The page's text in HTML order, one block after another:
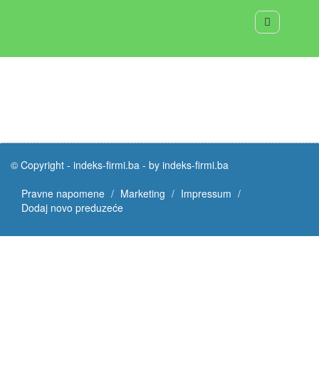
© Copyright - indeks-firmi.ba - by indeks-firmi.ba
Pravne napomene
Marketing
Impressum
Dodaj novo preduzeće